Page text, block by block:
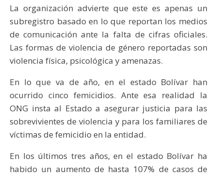
La organización advierte que este es apenas un
subregistro basado en lo que reportan los medios
de comunicación ante la falta de cifras oficiales.
Las formas de violencia de género reportadas son
violencia física, psicológica y amenazas.
En lo que va de año, en el estado Bolívar han
ocurrido cinco femicidios. Ante esa realidad la
ONG insta al Estado a asegurar justicia para las
sobrevivientes de violencia y para los familiares de
víctimas de femicidio en la entidad.
En los últimos tres años, en el estado Bolívar ha
habido un aumento de hasta 107% de casos de